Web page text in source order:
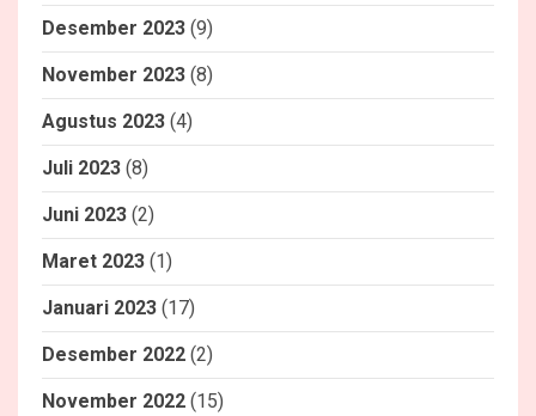
Desember 2023 (9)
November 2023 (8)
Agustus 2023 (4)
Juli 2023 (8)
Juni 2023 (2)
Maret 2023 (1)
Januari 2023 (17)
Desember 2022 (2)
November 2022 (15)